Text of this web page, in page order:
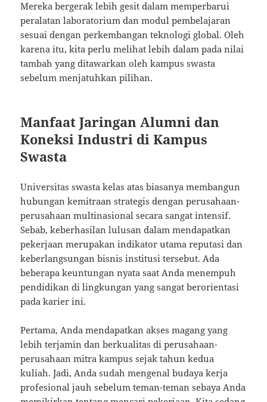
Mereka bergerak lebih gesit dalam memperbarui
peralatan laboratorium dan modul pembelajaran
sesuai dengan perkembangan teknologi global. Oleh
karena itu, kita perlu melihat lebih dalam pada nilai
tambah yang ditawarkan oleh kampus swasta
sebelum menjatuhkan pilihan.
Manfaat Jaringan Alumni dan
Koneksi Industri di Kampus
Swasta
Universitas swasta kelas atas biasanya membangun
hubungan kemitraan strategis dengan perusahaan-
perusahaan multinasional secara sangat intensif.
Sebab, keberhasilan lulusan dalam mendapatkan
pekerjaan merupakan indikator utama reputasi dan
keberlangsungan bisnis institusi tersebut. Ada
beberapa keuntungan nyata saat Anda menempuh
pendidikan di lingkungan yang sangat berorientasi
pada karier ini.
Pertama, Anda mendapatkan akses magang yang
lebih terjamin dan berkualitas di perusahaan-
perusahaan mitra kampus sejak tahun kedua
kuliah. Jadi, Anda sudah mengenal budaya kerja
profesional jauh sebelum teman-teman sebaya Anda